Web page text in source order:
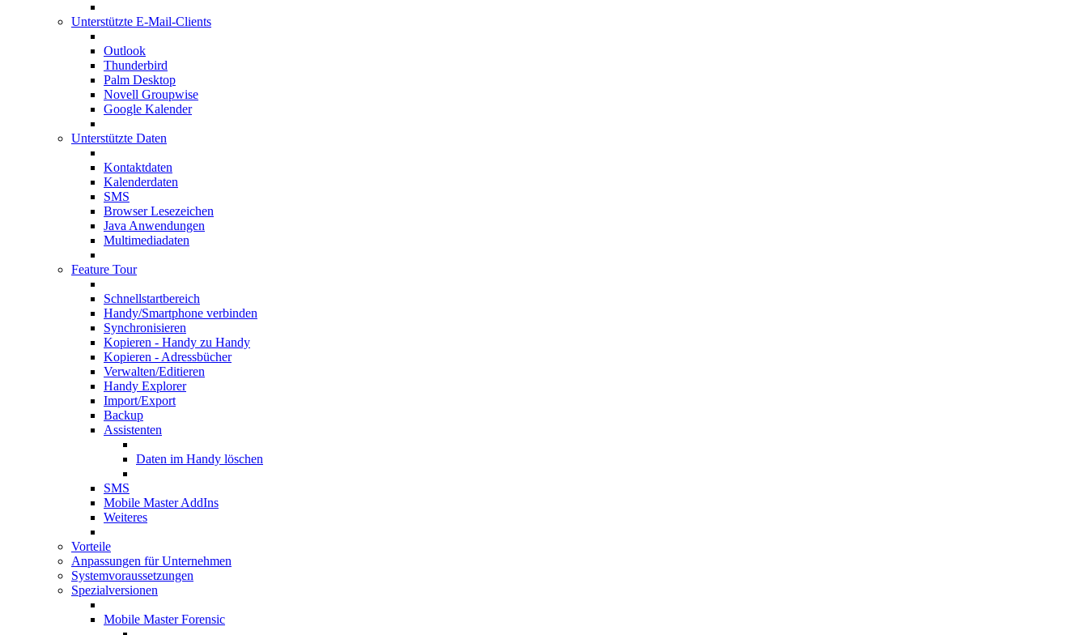
Unterstützte E-Mail-Clients
Outlook
Thunderbird
Palm Desktop
Novell Groupwise
Google Kalender
Unterstützte Daten
Kontaktdaten
Kalenderdaten
SMS
Browser Lesezeichen
Java Anwendungen
Multimediadaten
Feature Tour
Schnellstartbereich
Handy/Smartphone verbinden
Synchronisieren
Kopieren - Handy zu Handy
Kopieren - Adressbücher
Verwalten/Editieren
Handy Explorer
Import/Export
Backup
Assistenten
Daten im Handy löschen
SMS
Mobile Master AddIns
Weiteres
Vorteile
Anpassungen für Unternehmen
Systemvoraussetzungen
Spezialversionen
Mobile Master Forensic